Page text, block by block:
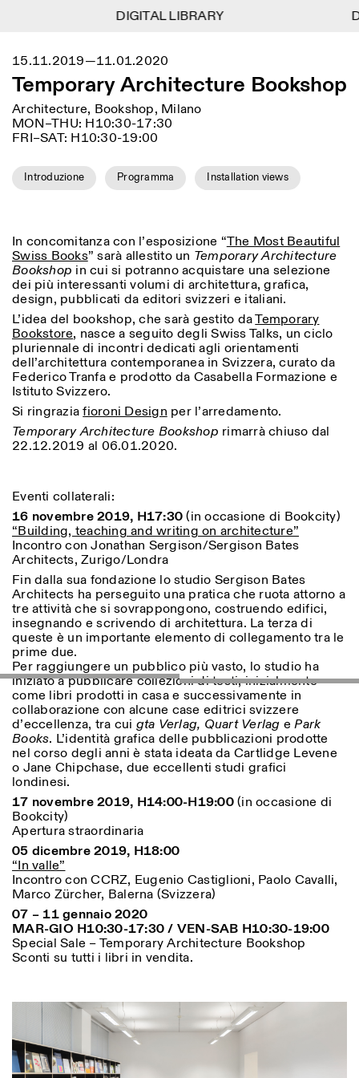
Menu
Lingua EN IT DE
FR
Calendar
Istituto Svizzero
Residencies
Archive
Library
Jobs
Other Activities
NEWSLETTER
Signup to our newsletter to receive updates about our
events
Facebook Instagram
Privacy Policy
Information
ISTITUTO SVIZZERO
ROME
Via Ludovisi 48
By public transportation:
FRONT DESK HOURS:
MON-FRI
09:00AM–01:30PM,
02:30PM–06:00PM
EXHIBITION HOURS:
Atlas Studios
Wednesday/Friday: 14:30-
18:30
Thursday: 14:30-20:00
Saturday/Sunday: 11:00-
18:30
GUIDED TOURS:
By appointment only
(Italian, English)
Cost: 10€ per person
ISTITUTO SVIZZERO
MILAN
Sede di Milano
20121 Milan
+39 02 76 01 61 18
EXHIBITION HOURS:
Monday/Friday: 11:00-
17:00
Saturday: 14:00-18:00
Sunday closed
Filters
Area
Reset
Art
Residencies
Location
Rome
All Milan
Category
Reset
All Categories
Anthropology
Archaeology
Architecture
Art
Astrophysics
Book launch
More Options...
1
365
> 1
15.11.2019—11.01.2020
Temporary Architecture Bookshop
Architecture, Bookshop, Milano
MON–THU: H10:30-17:30
FRI–SAT: H10:30-19:00
Introduzione Programma Installation views
In concomitanza con l’esposizione “The Most Beautiful
Swiss Books” sarà allestito un Temporary Architecture
Bookshop in cui si potranno acquistare una selezione
dei più interessanti volumi di architettura, grafica,
design, pubblicati da editori svizzeri e italiani.
L’idea del bookshop, che sarà gestito daTemporary
Bookstore, nasce a seguito degli Swiss Talks, un ciclo
pluriennale di incontri dedicati agli orientamenti
dell’architettura contemporanea in Svizzera, curato da
Federico Tranfa e prodotto da Casabella Formazione e
Istituto Svizzero.
Si ringraziafioroni Design per l’arredamento.
Temporary Architecture Bookshop rimarrà chiuso dal
22.12.2019 al 06.01.2020.
Eventi collaterali:
16 novembre 2019, H17:30(in occasione di Bookcity)
“Building, teaching and writing on architecture”
Incontro con Jonathan Sergison/Sergison Bates
Architects, Zurigo/Londra
Fin dalla sua fondazione lo studio Sergison Bates
Architects ha perseguito una pratica che ruota attorno a
tre attività che si sovrappongono, costruendo edifici,
insegnando e scrivendo di architettura. La terza di
queste è un importante elemento di collegamento tra le
prime due.
Per raggiungere un pubblico più vasto, lo studio ha
iniziato a pubblicare collezioni di testi, inizialmente
come libri prodotti in casa e successivamente in
collaborazione con alcune case editrici svizzere
d’eccellenza, tra cui gta Verlag, Quart Verlag e Park
Books. L’identità grafica delle pubblicazioni prodotte
nel corso degli anni è stata ideata da Cartlidge Levene
o Jane Chipchase, due eccellenti studi grafici
londinesi.
17 novembre 2019, H14:00-H19:00(in occasione di
Bookcity)
Apertura straordinaria
05 dicembre 2019, H18:00
“In valle”
Incontro con CCRZ, Eugenio Castiglioni, Paolo Cavalli,
Marco Zürcher, Balerna (Svizzera)
07 – 11 gennaio 2020
MAR-GIO H10:30-17:30 / VEN-SAB H10:30-19:00
Special Sale – Temporary Architecture Bookshop
Sconti su tutti i libri in vendita.
DIGITAL LIBRARY
DIGITAL LIBRARY